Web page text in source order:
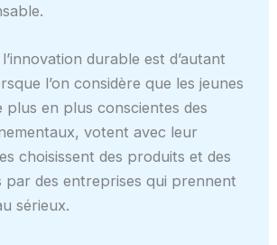
durable est d’autant
l’on considère que les jeunes
plus en plus conscientes des
votent avec leur
choisissent des produits et des
par des entreprises qui prennent
sérieux.